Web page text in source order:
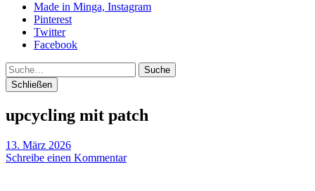
Made in Minga, Instagram
Pinterest
Twitter
Facebook
Suche
Schließen
upcycling mit patch
13. März 2026
Schreibe einen Kommentar